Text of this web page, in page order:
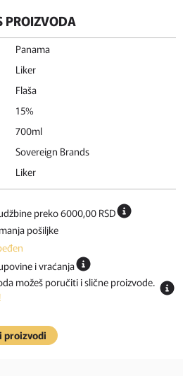
PROIZVODA
Panama
Liker
Flaša
15%
700ml
Sovereign Brands
Liker
preko 6000,00 RSD
pošiljke
i vraćanja
možeš poručiti i slične proizvode.
proizvodi